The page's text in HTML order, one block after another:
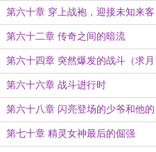
第六十章 穿上战袍，迎接未知来客
第六十二章 传奇之间的暗流
第六十四章 突然爆发的战斗（求月
票~~~~）
第六十六章 战斗进行时
第六十八章 闪亮登场的少爷和他的
朋友
第七十章 精灵女神最后的倔强